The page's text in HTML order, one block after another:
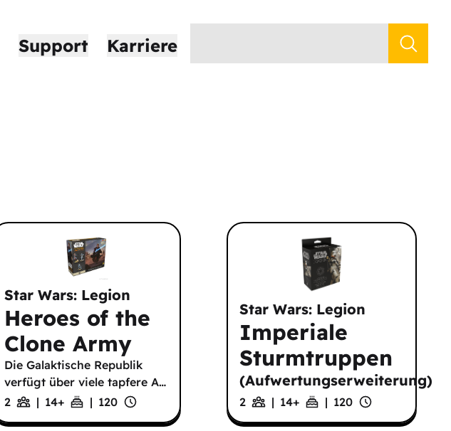
Support Karriere
Star Wars: Legion
Heroes of the
Clone Army
Die Galaktische Republik
verfügt über viele tapfere A…
2
| 14+ | 120
Star Wars: Legion
Imperiale
Sturmtruppen
(Aufwertungserweiterung)
2 | 14+ | 120